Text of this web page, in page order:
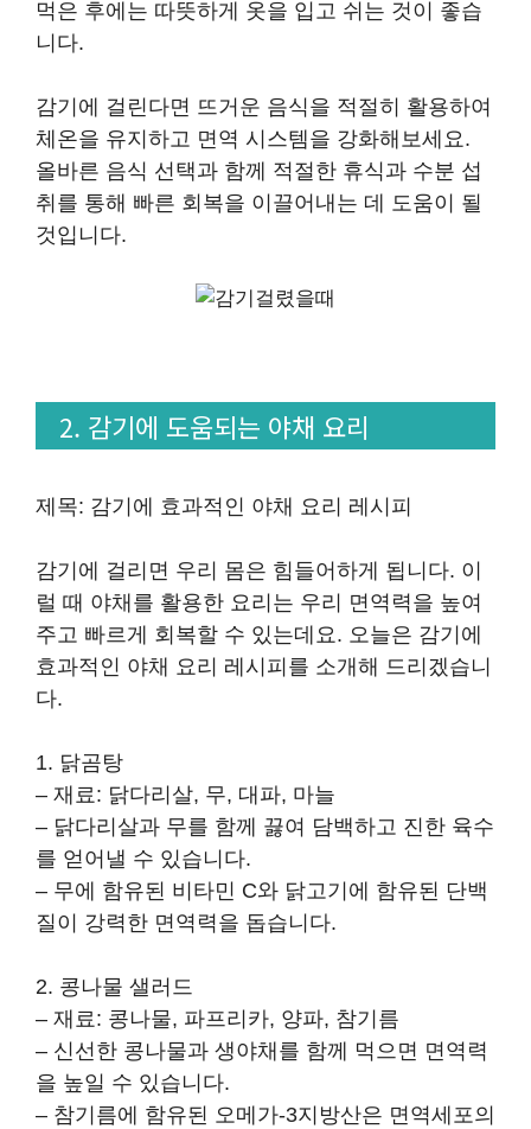
먹은 후에는 따뜻하게 옷을 입고 쉬는 것이 좋습
니다.
감기에 걸린다면 뜨거운 음식을 적절히 활용하여
체온을 유지하고 면역 시스템을 강화해보세요.
올바른 음식 선택과 함께 적절한 휴식과 수분 섭
취를 통해 빠른 회복을 이끌어내는 데 도움이 될
것입니다.
2. 감기에 도움되는 야채 요리
제목: 감기에 효과적인 야채 요리 레시피
감기에 걸리면 우리 몸은 힘들어하게 됩니다. 이
럴 때 야채를 활용한 요리는 우리 면역력을 높여
주고 빠르게 회복할 수 있는데요. 오늘은 감기에
효과적인 야채 요리 레시피를 소개해 드리겠습니
다.
1. 닭곰탕
– 재료: 닭다리살, 무, 대파, 마늘
– 닭다리살과 무를 함께 끓여 담백하고 진한 육수
를 얻어낼 수 있습니다.
– 무에 함유된 비타민 C와 닭고기에 함유된 단백
질이 강력한 면역력을 돕습니다.
2. 콩나물 샐러드
– 재료: 콩나물, 파프리카, 양파, 참기름
– 신선한 콩나물과 생야채를 함께 먹으면 면역력
을 높일 수 있습니다.
– 참기름에 함유된 오메가-3지방산은 면역세포의